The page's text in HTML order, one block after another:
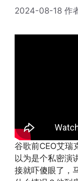
2024-08-18 作
谷歌前CEO艾瑞
以为是个私密演
接就吓傻眼了，